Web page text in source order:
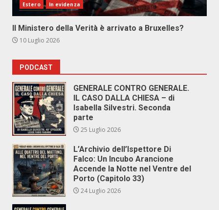
Estero In evidenza
Il Ministero della Verità è arrivato a Bruxelles?
10 Luglio 2026
PODCAST
GENERALE CONTRO GENERALE.
IL CASO DALLA CHIESA – di
Isabella Silvestri. Seconda
parte
25 Luglio 2026
L’Archivio dell’Ispettore Di
Falco: Un Incubo Arancione
Accende la Notte nel Ventre del
Porto (Capitolo 33)
24 Luglio 2026